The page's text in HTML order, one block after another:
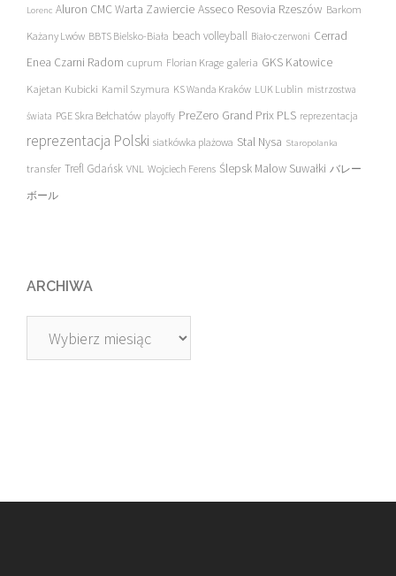
Lorenc Aluron CMC Warta Zawiercie Asseco Resovia Rzeszów Barkom
Każany Lwów BBTS Bielsko-Biała beach volleyball Biało-czerwoni Cerrad
Enea Czarni Radom cuprum Florian Krage galeria GKS Katowice
Kajetan Kubicki Kamil Szymura KS Wanda Kraków LUK Lublin mistrzostwa
świata PGE Skra Bełchatów playoffy PreZero Grand Prix PLS reprezentacja
reprezentacja Polski siatkówka plażowa Stal Nysa Staropolanka
transfer Trefl Gdańsk VNL Wojciech Ferens Ślepsk Malow Suwałki バレー
ボール
ARCHIWA
Archiwa